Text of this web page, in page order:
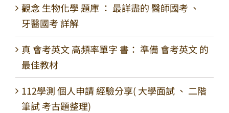
觀念 生物化學 題庫 ： 最詳盡的 醫師國考 、
牙醫國考 詳解
真 會考英文 高頻率單字 書： 準備 會考英文 的
最佳教材
112學測 個人申請 經驗分享( 大學面試 、 二階
筆試 考古題整理)